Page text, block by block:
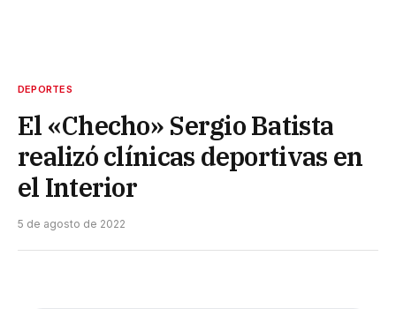
DEPORTES
El «Checho» Sergio Batista
realizó clínicas deportivas en
el Interior
5 de agosto de 2022